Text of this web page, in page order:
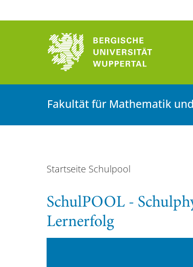
Fakultät für Mathematik
Startseite Schulpool
SchulPOOL -
Lernerfolg